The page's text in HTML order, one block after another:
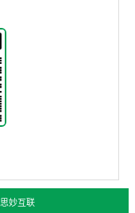
思妙互联